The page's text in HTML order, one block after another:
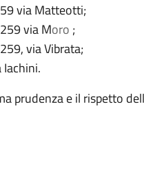
via Matteotti;
via Moro ;
via Vibrata;
prudenza e il rispetto